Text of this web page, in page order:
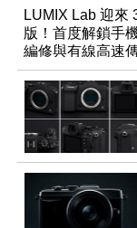
LUMIX Lab 迎來
版！首度解鎖手
編修與有線高速